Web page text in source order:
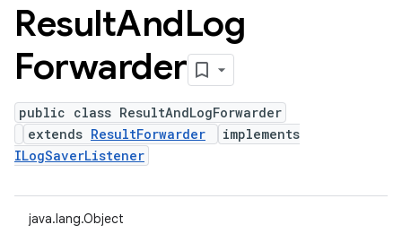
ResultAndLog
Forwarder
public class ResultAndLogForwarder
extends ResultForwarder
implements
ILogSaverListener
java.lang.Object